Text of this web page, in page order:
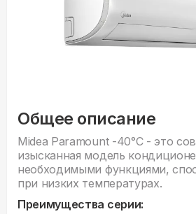
Общее описание
Midea Paramount -40°С - это
изысканная модель
необходимыми функциями,
при низких температурах.
Преимущества серии: